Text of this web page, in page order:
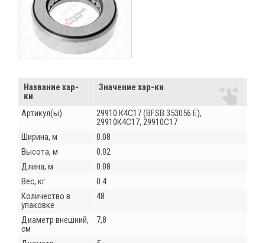
Название хар-
ки
Значение хар-ки
Артикул(ы)
29910 К4С17 (BFSB 353056 E),
29910К4С17, 29910С17
Ширина, м
0.08
Высота, м
0.02
Длина, м
0.08
Вес, кг
0.4
Количество в
упаковке
48
Диаметр внешний,
см
7,8